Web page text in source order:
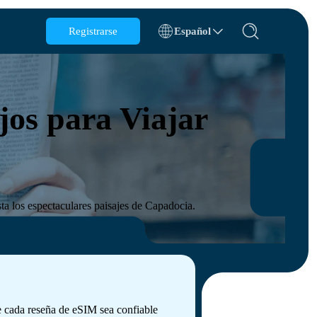
Registrarse Español
Bélgica
Chile China
Estonia
para Viajar
los espectaculares paisajes de Capadocia.
reseña de eSIM sea confiable